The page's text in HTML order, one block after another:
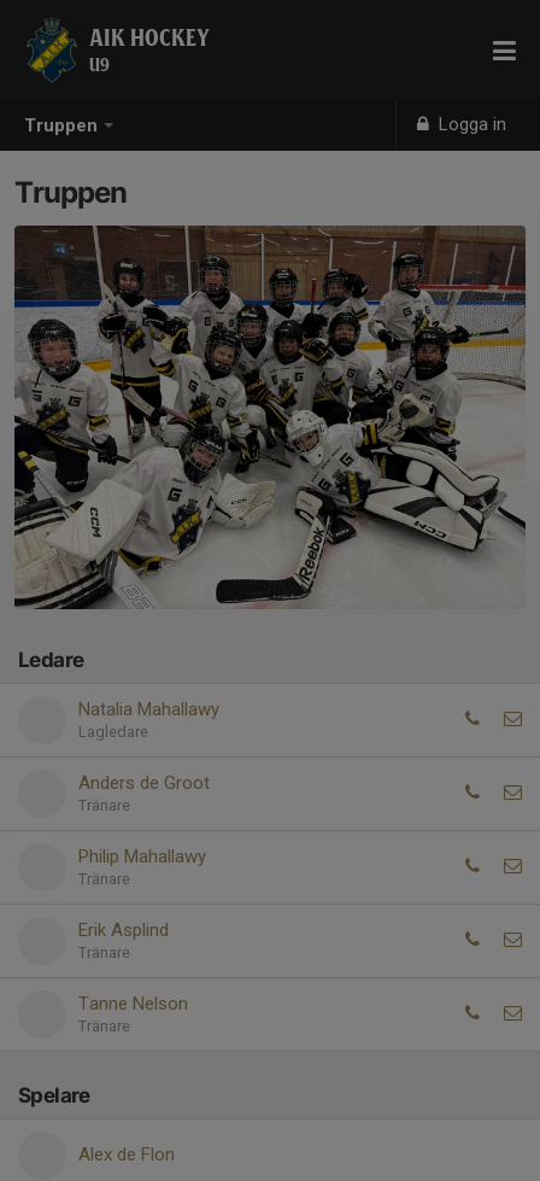
Truppen Logga in
AIK HOCKEY
U9
Truppen
Ledare
Natalia Mahallawy
Lagledare
Anders de Groot
Tränare
Philip Mahallawy
Tränare
Erik Asplind
Tränare
Tanne Nelson
Tränare
Spelare
Alex de Flon